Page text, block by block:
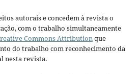
autorais e concedem à revista o
com o trabalho simultaneamente
Commons Attributionque
do trabalho com reconhecimento da
nesta revista.